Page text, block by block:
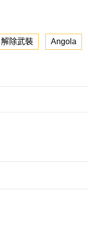
解除武裝 Angola